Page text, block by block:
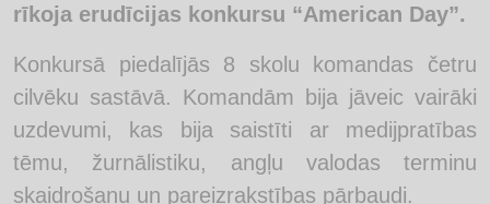
rīkoja erudīcijas konkursu “American Day”.
Konkursā piedalījās 8 skolu komandas četru
cilvēku sastāvā. Komandām bija jāveic vairāki
uzdevumi, kas bija saistīti ar medijpratības
tēmu, žurnālistiku, angļu valodas terminu
skaidrošanu un pareizrakstības pārbaudi.